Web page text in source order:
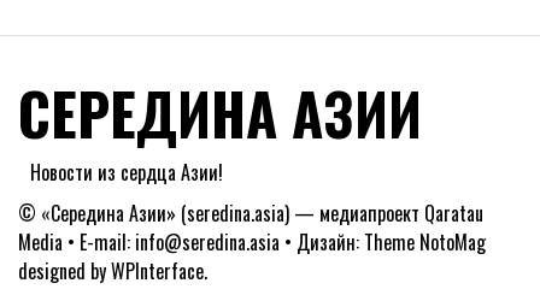
СЕРЕДИНА АЗИИ
Новости из сердца Азии!
© «Середина Азии» (seredina.asia) — медиапроект Qaratau
Media • E-mail: info@seredina.asia • Дизайн: Theme NotoMag
designed byWPInterface.